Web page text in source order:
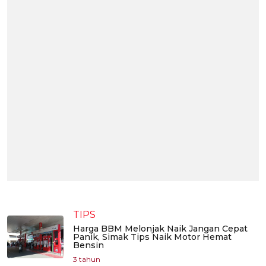
TIPS
Harga BBM Melonjak Naik Jangan Cepat
Panik, Simak Tips Naik Motor Hemat
Bensin
3 tahun